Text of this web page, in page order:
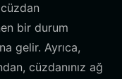
bir durum
gelir. Ayrıca,
cüzdanınız ağ